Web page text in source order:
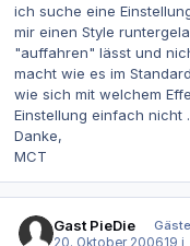
ich suche eine
mir einen Style
"auffahren" lässt und
macht wie es im
wie sich mit welchem
Einstellung einfach nicht
Danke,
MCT
Gast PieDie
Gäste
20. Oktober 200619 j